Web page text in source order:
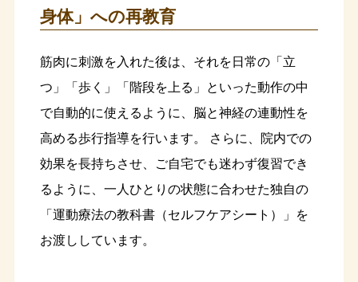
身体」への再教育
筋肉に刺激を入れた後は、それを日常の「立
つ」「歩く」「階段を上る」といった動作の中
で自動的に使えるように、脳と神経の連動性を
高める歩行指導を行います。 さらに、院内での
効果を長持ちさせ、ご自宅でも迷わず復習でき
るように、一人ひとりの状態に合わせた独自の
「運動療法の教科書（セルフケアシート）」を
お渡ししています。